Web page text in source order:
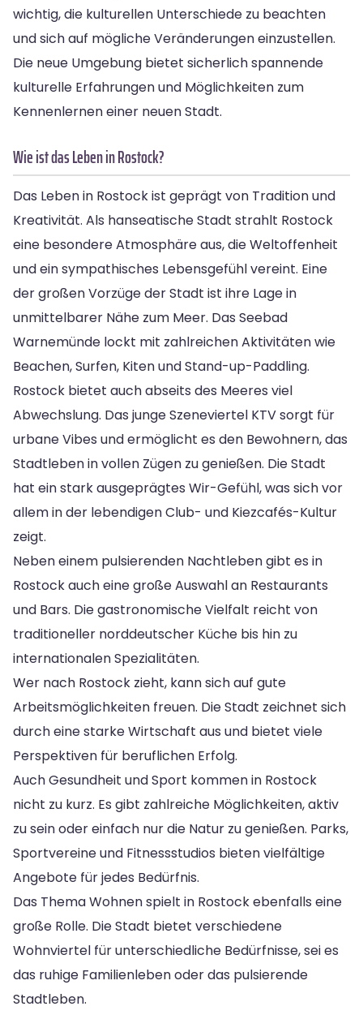
wichtig, die kulturellen Unterschiede zu beachten
und sich auf mögliche Veränderungen einzustellen.
Die neue Umgebung bietet sicherlich spannende
kulturelle Erfahrungen und Möglichkeiten zum
Kennenlernen einer neuen Stadt.
Wie ist das Leben in Rostock?
Das Leben in Rostock ist geprägt von Tradition und
Kreativität. Als hanseatische Stadt strahlt Rostock
eine besondere Atmosphäre aus, die Weltoffenheit
und ein sympathisches Lebensgefühl vereint. Eine
der großen Vorzüge der Stadt ist ihre Lage in
unmittelbarer Nähe zum Meer. Das Seebad
Warnemünde lockt mit zahlreichen Aktivitäten wie
Beachen, Surfen, Kiten und Stand-up-Paddling.
Rostock bietet auch abseits des Meeres viel
Abwechslung. Das junge Szeneviertel KTV sorgt für
urbane Vibes und ermöglicht es den Bewohnern, das
Stadtleben in vollen Zügen zu genießen. Die Stadt
hat ein stark ausgeprägtes Wir-Gefühl, was sich vor
allem in der lebendigen Club- und Kiezcafés-Kultur
zeigt.
Neben einem pulsierenden Nachtleben gibt es in
Rostock auch eine große Auswahl an Restaurants
und Bars. Die gastronomische Vielfalt reicht von
traditioneller norddeutscher Küche bis hin zu
internationalen Spezialitäten.
Wer nach Rostock zieht, kann sich auf gute
Arbeitsmöglichkeiten freuen. Die Stadt zeichnet sich
durch eine starke Wirtschaft aus und bietet viele
Perspektiven für beruflichen Erfolg.
Auch Gesundheit und Sport kommen in Rostock
nicht zu kurz. Es gibt zahlreiche Möglichkeiten, aktiv
zu sein oder einfach nur die Natur zu genießen. Parks,
Sportvereine und Fitnessstudios bieten vielfältige
Angebote für jedes Bedürfnis.
Das Thema Wohnen spielt in Rostock ebenfalls eine
große Rolle. Die Stadt bietet verschiedene
Wohnviertel für unterschiedliche Bedürfnisse, sei es
das ruhige Familienleben oder das pulsierende
Stadtleben.